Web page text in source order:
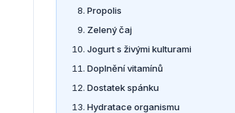
Propolis
Zelený čaj
Jogurt s živými kulturami
Doplnění vitamínů
Dostatek spánku
Hydratace organismu